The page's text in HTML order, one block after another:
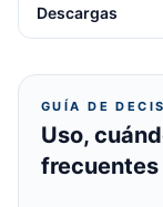
Descargas
GUÍA DE
Uso,
frecuentes